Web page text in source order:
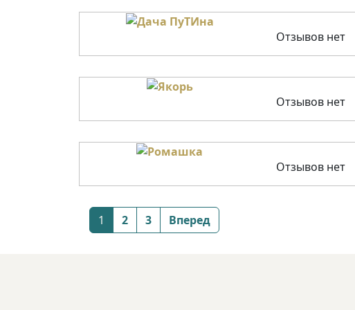
Отзывов нет
Отзывов нет
Отзывов нет
Posts
1 2 3 Вперед